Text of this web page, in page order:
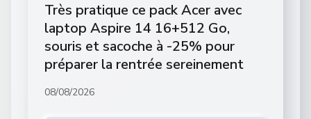
Très pratique ce pack Acer avec
laptop Aspire 14 16+512 Go,
souris et sacoche à -25% pour
préparer la rentrée sereinement
08/08/2026